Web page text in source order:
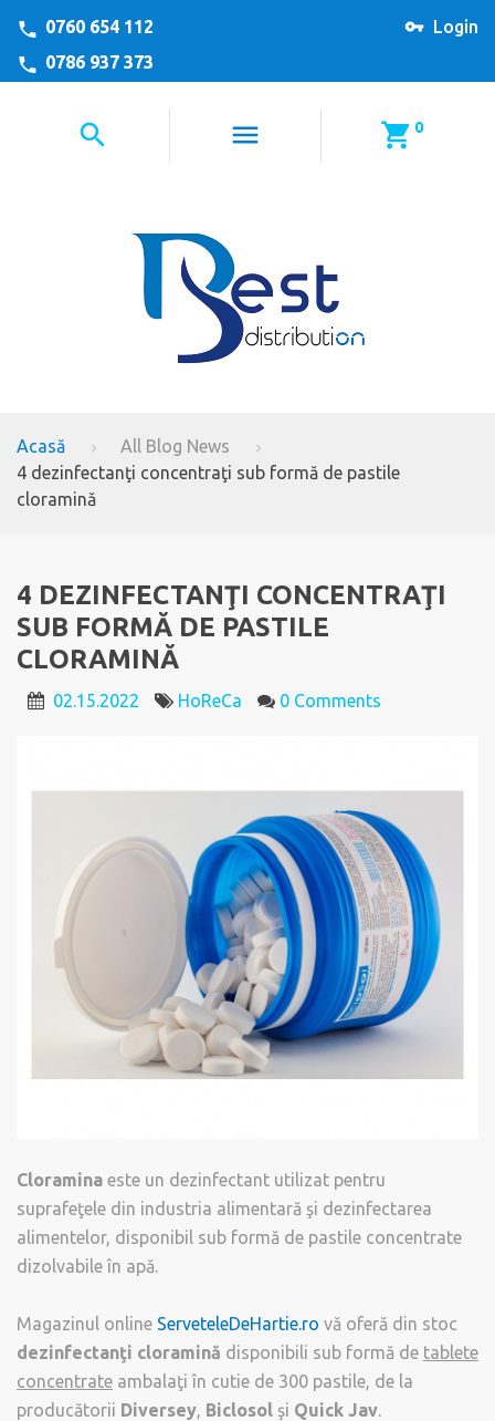
Login
0760 654 112
0786 937 373
0
Acasă
All Blog News
4 dezinfectanţi concentraţi sub formă de pastile
cloramină
4 DEZINFECTANŢI CONCENTRAŢI
SUB FORMĂ DE PASTILE
CLORAMINĂ
02.15.2022 HoReCa 0 Comments
Cloramina este un dezinfectant utilizat pentru
suprafeţele din industria alimentară şi dezinfectarea
alimentelor, disponibil sub formă de pastile concentrate
dizolvabile în apă.
Magazinul online ServeteleDeHartie.ro vă oferă din stoc
dezinfectanţi cloramină disponibili sub formă de tablete
concentrate ambalaţi în cutie de 300 pastile, de la
producătorii Diversey, Biclosol şi Quick Jav.